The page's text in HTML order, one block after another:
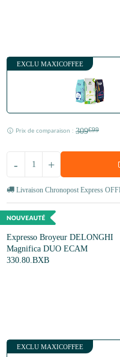
EXCLU MAXICOFFEE
Prix de comparaison : 309€99
+
-
Livraison Chronopost Express
Expresso Broyeur DELONGHI
Magnifica DUO ECAM
330.80.BXB
EXCLU MAXICOFFEE